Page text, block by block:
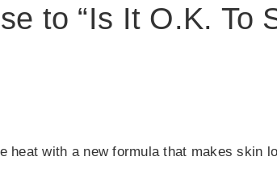
to “Is It O.K. To
heat with a new formula that makes skin